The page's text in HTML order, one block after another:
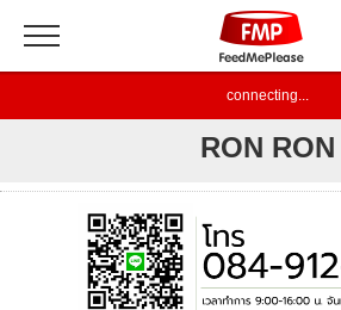
connecting...
RON RON